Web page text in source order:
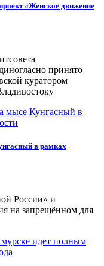
«Женское движение
принято
куратором
в рамках
России» и
на запрещённом для